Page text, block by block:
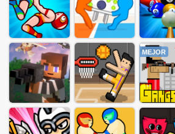
MEJOR